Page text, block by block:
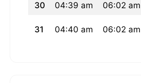
30 04:39 am 06:02 am
31 04:40 am 06:02 am